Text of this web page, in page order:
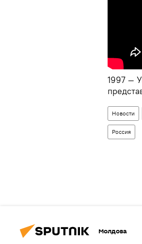
1997 —
Новости
Россия
Молдова